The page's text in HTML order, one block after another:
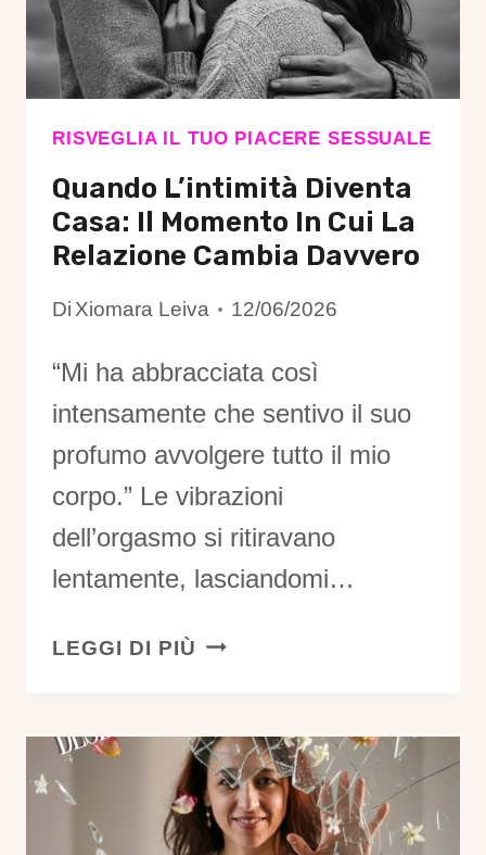
IL
PIACERE
DIVENTA
POSSIBILE
DAVVERO
RISVEGLIA IL TUO PIACERE SESSUALE
Quando L’intimità Diventa
Casa: Il Momento In Cui La
Relazione Cambia Davvero
Di Xiomara Leiva 12/06/2026
“Mi ha abbracciata così
intensamente che sentivo il suo
profumo avvolgere tutto il mio
corpo.” Le vibrazioni
dell’orgasmo si ritiravano
lentamente, lasciandomi…
LEGGI DI PIÙ QUANDO
CASA:
IL
MOMENTO